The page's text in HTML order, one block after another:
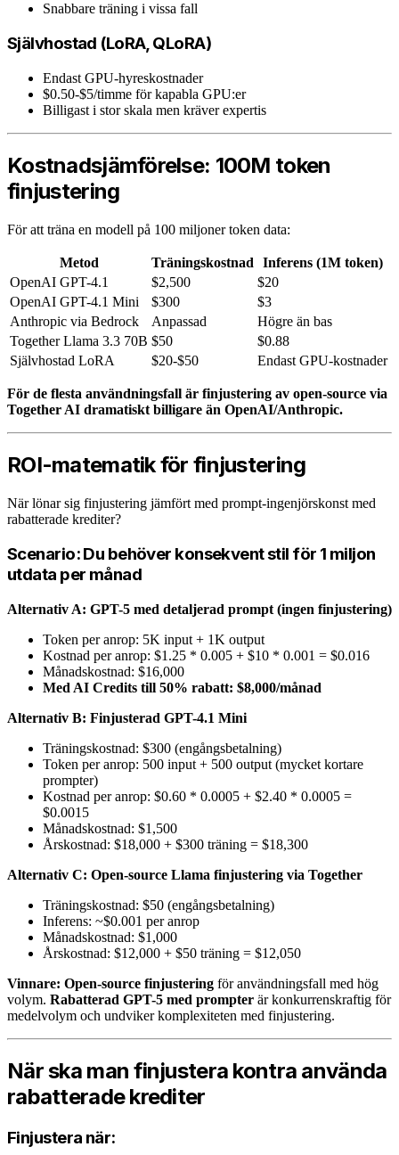
Snabbare träning i vissa fall
Självhostad (LoRA, QLoRA)
Endast GPU-hyreskostnader
$0.50-$5/timme för kapabla GPU:er
Billigast i stor skala men kräver expertis
Kostnadsjämförelse: 100M token
finjustering
För att träna en modell på 100 miljoner token data:
Metod Träningskostnad
Inferens (1M token)
OpenAI GPT-4.1
$2,500
$20
OpenAI GPT-4.1 Mini
$300
$3
Anthropic via Bedrock
Anpassad
Högre än bas
Together Llama 3.3 70B $50
$0.88
Självhostad LoRA
$20-$50 Endast GPU-kostnader
För de flesta användningsfall är finjustering av open-source via
Together AI dramatiskt billigare än OpenAI/Anthropic.
ROI-matematik för finjustering
När lönar sig finjustering jämfört med prompt-ingenjörskonst med
rabatterade krediter?
Scenario: Du behöver konsekvent stil för 1 miljon
utdata per månad
Alternativ A: GPT-5 med detaljerad prompt (ingen finjustering)
Token per anrop: 5K input + 1K output
Kostnad per anrop: $1.25 * 0.005 + $10 * 0.001 = $0.016
Månadskostnad: $16,000
Med AI Credits till 50% rabatt: $8,000/månad
Alternativ B: Finjusterad GPT-4.1 Mini
Träningskostnad: $300 (engångsbetalning)
Token per anrop: 500 input + 500 output (mycket kortare
prompter)
Kostnad per anrop: $0.60 * 0.0005 + $2.40 * 0.0005 =
$0.0015
Månadskostnad: $1,500
Årskostnad: $18,000 + $300 träning = $18,300
Alternativ C: Open-source Llama finjustering via Together
Träningskostnad: $50 (engångsbetalning)
Inferens: ~$0.001 per anrop
Månadskostnad: $1,000
Årskostnad: $12,000 + $50 träning = $12,050
Vinnare: Open-source finjustering för användningsfall med hög
volym. Rabatterad GPT-5 med prompter är konkurrenskraftig för
medelvolym och undviker komplexiteten med finjustering.
När ska man finjustera kontra använda
rabatterade krediter
Finjustera när: